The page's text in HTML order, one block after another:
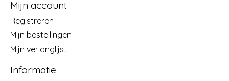
Mijn account
Registreren
Mijn bestellingen
Mijn verlanglijst
Informatie